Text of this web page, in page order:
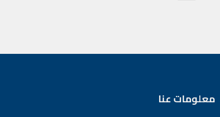
معلومات عنا